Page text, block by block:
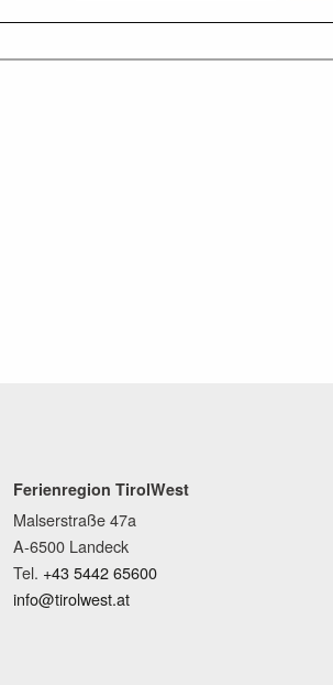
Ferienregion TirolWest
Malserstraße 47a
A-6500 Landeck
Tel. +43 5442 65600
info@tirolwest.at